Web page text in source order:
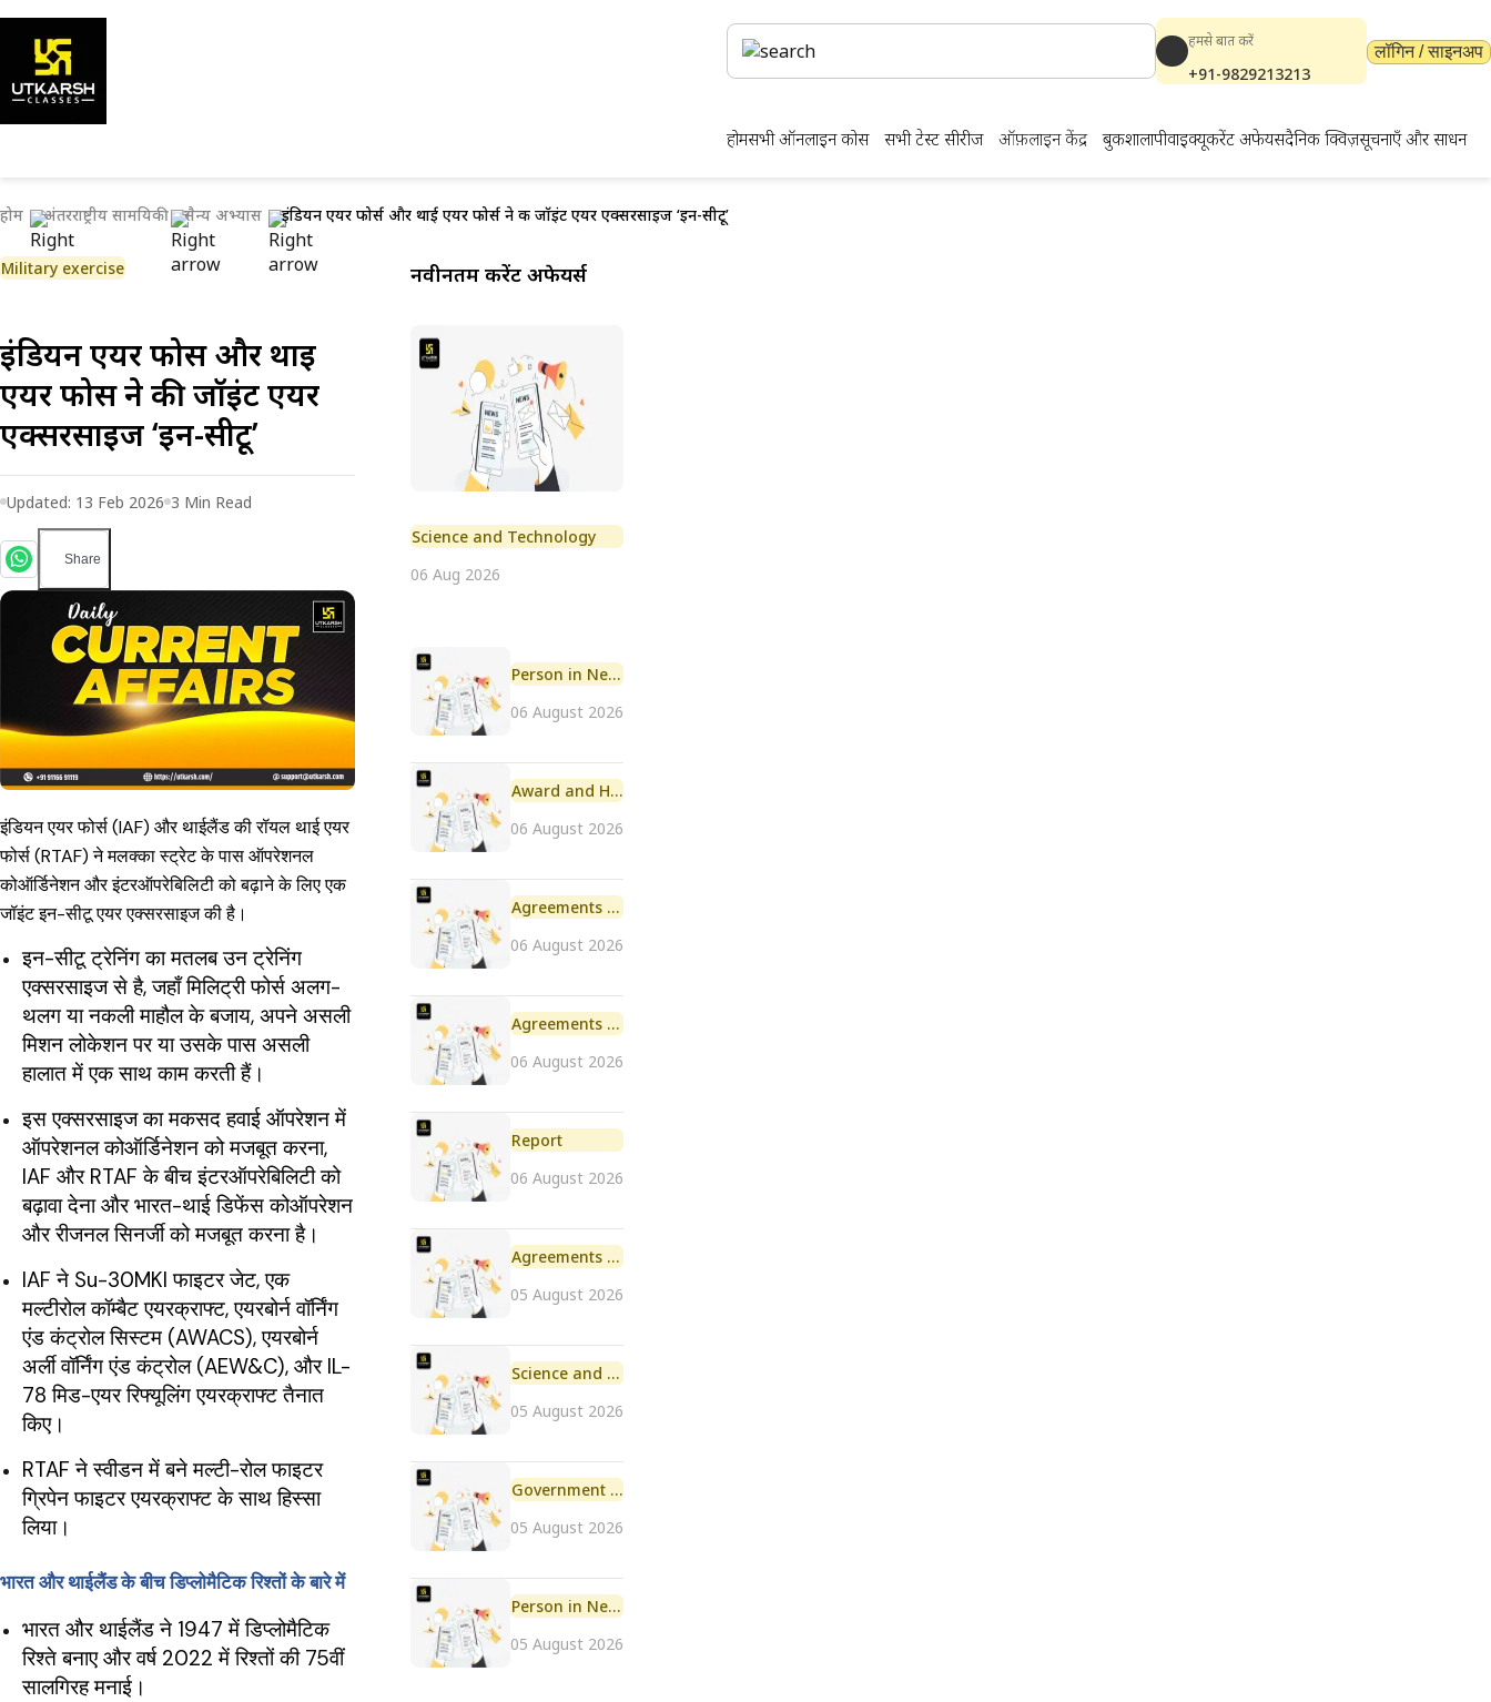
हमसे बात करें
+91-9829213213
लॉगिन / साइनअप
होमसभी ऑनलाइन कोर्स सभी टेस्ट सीरीज ऑफ़लाइन केंद्र बुकशालापीवाईक्यूकरेंट अफेयर्सदैनिक क्विज़सूचनाएँ और साधन
होम अंतरराष्ट्रीय सामयिकी सैन्य अभ्यास इंडियन एयर फोर्स और थाई एयर फोर्स ने की जॉइंट एयर एक्सरसाइज ‘इन-सीटू’
Military exercise
इंडियन एयर फोर्स और थाई
एयर फोर्स ने की जॉइंट एयर
एक्सरसाइज ‘इन-सीटू’
Updated: 13 Feb 2026 3 Min Read
Share
इंडियन एयर फोर्स (IAF) और थाईलैंड की रॉयल थाई एयर
फोर्स (RTAF) ने मलक्का स्ट्रेट के पास ऑपरेशनल
कोऑर्डिनेशन और इंटरऑपरेबिलिटी को बढ़ाने के लिए एक
जॉइंट इन-सीटू एयर एक्सरसाइज की है।
इन-सीटू ट्रेनिंग का मतलब उन ट्रेनिंग
एक्सरसाइज से है, जहाँ मिलिट्री फोर्स अलग-
थलग या नकली माहौल के बजाय, अपने असली
मिशन लोकेशन पर या उसके पास असली
हालात में एक साथ काम करती हैं।
इस एक्सरसाइज का मकसद हवाई ऑपरेशन में
ऑपरेशनल कोऑर्डिनेशन को मजबूत करना,
IAF और RTAF के बीच इंटरऑपरेबिलिटी को
बढ़ावा देना और भारत-थाई डिफेंस कोऑपरेशन
और रीजनल सिनर्जी को मजबूत करना है।
IAF ने Su-30MKI फाइटर जेट, एक
मल्टीरोल कॉम्बैट एयरक्राफ्ट, एयरबोर्न वॉर्निंग
एंड कंट्रोल सिस्टम (AWACS), एयरबोर्न
अर्ली वॉर्निंग एंड कंट्रोल (AEW&C), और IL-
78 मिड-एयर रिफ्यूलिंग एयरक्राफ्ट तैनात
किए।
RTAF ने स्वीडन में बने मल्टी-रोल फाइटर
ग्रिपेन फाइटर एयरक्राफ्ट के साथ हिस्सा
लिया।
भारत और थाईलैंड के बीच डिप्लोमैटिक रिश्तों के बारे में
भारत और थाईलैंड ने 1947 में डिप्लोमैटिक
रिश्ते बनाए और वर्ष 2022 में रिश्तों की 75वीं
सालगिरह मनाई।
नवीनतम करेंट अफेयर्स
Science and Technology
06 Aug 2026
Person in News
06 August 2026
Award and Honour
06 August 2026
Agreements and MoU
06 August 2026
Agreements and MoU
06 August 2026
Report
06 August 2026
Agreements and MoU
05 August 2026
Science and Technology
05 August 2026
Government Initiative
05 August 2026
Person in News
05 August 2026